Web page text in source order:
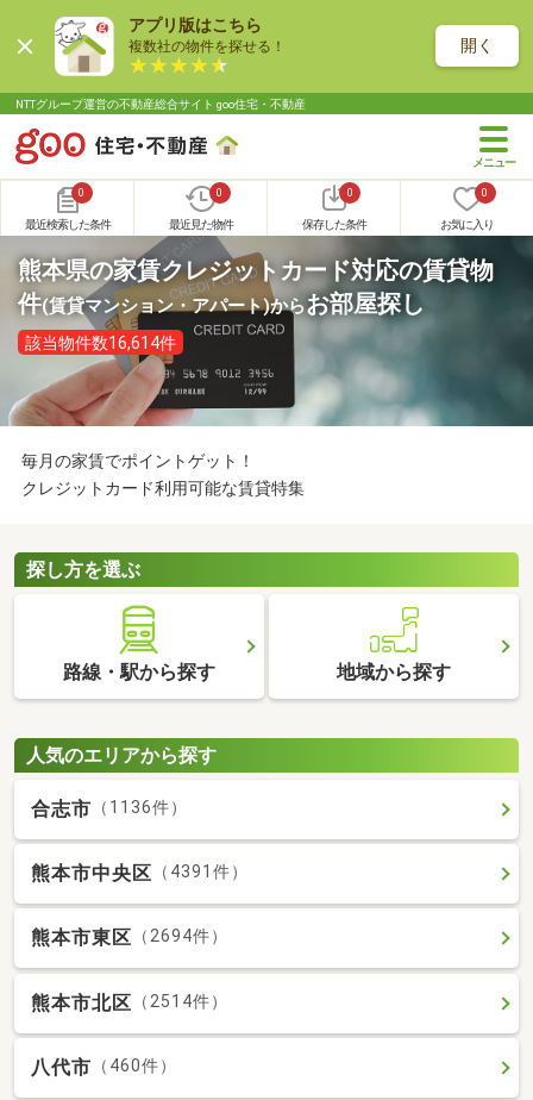
アプリ版はこちら
複数社の物件を探せる！ 開く
NTTグループ運営の不動産総合サイト goo住宅・不動産
0
最近検索した条件
0
最近見た物件
0
保存した条件
0
お気に入り
熊本県の家賃クレジットカード対応の賃貸物
件(賃貸マンション・アパート)からお部屋探し
該当物件数16,614件
毎月の家賃でポイントゲット！
クレジットカード利用可能な賃貸特集
探し方を選ぶ
路線・駅から探す 地域から探す
人気のエリアから探す
合志市 （1136件）
熊本市中央区 （4391件）
熊本市東区 （2694件）
熊本市北区 （2514件）
八代市 （460件）